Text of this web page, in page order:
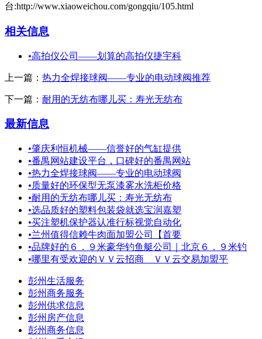
台:http://www.xiaoweichou.com/gongqiu/105.html
相关信息
•高拍仪公司——划算的高拍仪捷宇科
上一篇： 热力全焊接球阀——专业的电动球阀推荐
下一篇： 耐用的无纺布哪儿买：寿光无纺布
最新信息
•肇庆利恒机械——信誉好的气缸提供
•番禺网站建设平台，口碑好的番禺网站
•热力全焊接球阀——专业的电动球阀
•质量好的环保型无泵漆雾水洗柜价格
•耐用的无纺布哪儿买：寿光无纺布
•选品质好的塑料包装袋就选宝润嘉塑
•买注塑机保护器认准行标视觉自动化
•兰州值得信赖牛肉面加盟公司【首要
•品牌好的６．９米豪华钓鱼艇公司｜北京６．９米钓
•哪里有受欢迎的ＶＶ云招商＿ＶＶ云交易加盟平
彭州生活服务
彭州商务服务
彭州供求信息
彭州房产信息
彭州商务信息